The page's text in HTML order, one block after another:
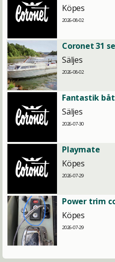
Köpes
2026-08-02
Coronet 31
Säljes
2026-08-02
Fantastik
Säljes
2026-07-30
Playmate
Köpes
2026-07-29
Power trim
Köpes
2026-07-29